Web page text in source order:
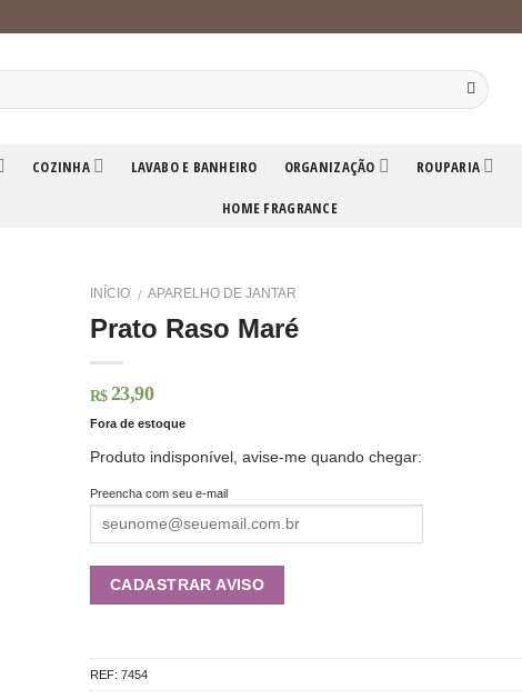
COZINHA LAVABO E BANHEIRO ORGANIZAÇÃO ROUPARIA
HOME FRAGRANCE
INÍCIO / APARELHO DE JANTAR
Prato Raso Maré
R$ 23,90
Fora de estoque
Produto indisponível, avise-me quando chegar:
Preencha com seu e-mail
REF: 7454